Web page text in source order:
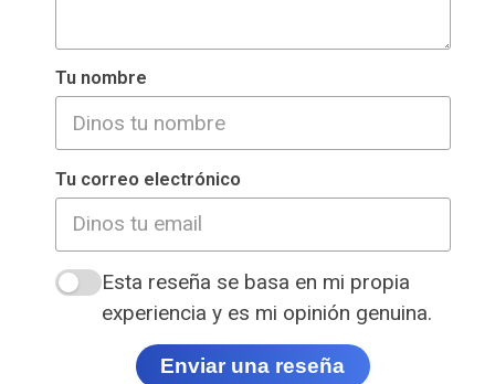
Tu nombre
Tu correo electrónico
Esta reseña se basa en mi propia
experiencia y es mi opinión genuina.
Enviar una reseña